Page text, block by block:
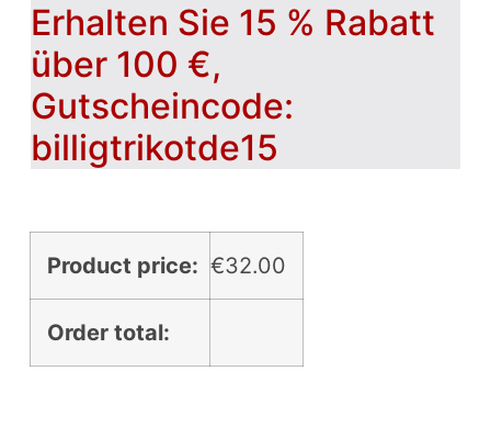
Erhalten Sie 15 % Rabatt
über 100 €,
Gutscheincode:
billigtrikotde15
Product price: €32.00
Order total: